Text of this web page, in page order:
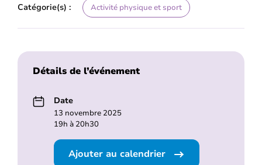
Catégorie(s) : Activité physique et sport
Détails de l’événement
Date
13 novembre 2025
19h à 20h30
Ajouter au calendrier